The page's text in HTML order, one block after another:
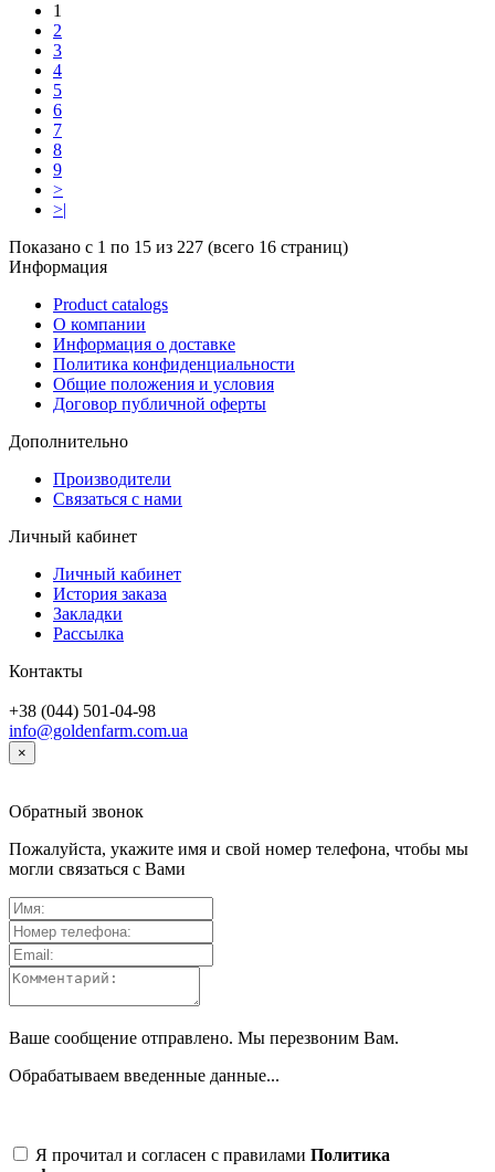
1
2
3
4
5
6
7
8
9
>
>|
Показано с 1 по 15 из 227 (всего 16 страниц)
Информация
Product catalogs
О компании
Информация о доставке
Политика конфиденциальности
Общие положения и условия
Договор публичной оферты
Дополнительно
Производители
Связаться с нами
Личный кабинет
Личный кабинет
История заказа
Закладки
Рассылка
Контакты
+38 (044) 501-04-98
info@goldenfarm.com.ua
×
Обратный звонок
Пожалуйста, укажите имя и свой номер телефона, чтобы мы
могли связаться с Вами
Ваше сообщение отправлено. Мы перезвоним Вам.
Обрабатываем введенные данные...
Я прочитал и согласен с правилами Политика